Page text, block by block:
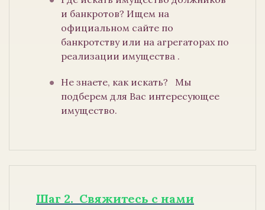
и банкротов? Ищем на
официальном сайте по
банкротству или на агрегаторах по
реализации имущества .
Не знаете, как искать? Мы
подберем для Вас интересующее
имущество.
Шаг 2. Свяжитесь с нами